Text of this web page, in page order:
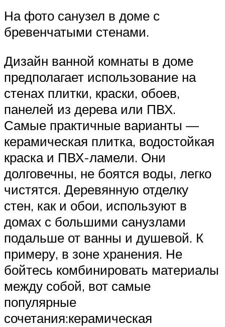
На фото санузел в доме с
бревенчатыми стенами.
Дизайн ванной комнаты в доме
предполагает использование на
стенах плитки, краски, обоев,
панелей из дерева или ПВХ.
Самые практичные варианты —
керамическая плитка, водостойкая
краска и ПВХ-ламели. Они
долговечны, не боятся воды, легко
чистятся. Деревянную отделку
стен, как и обои, используют в
домах с большими санузлами
подальше от ванны и душевой. К
примеру, в зоне хранения. Не
бойтесь комбинировать материалы
между собой, вот самые
популярные
сочетания:керамическая